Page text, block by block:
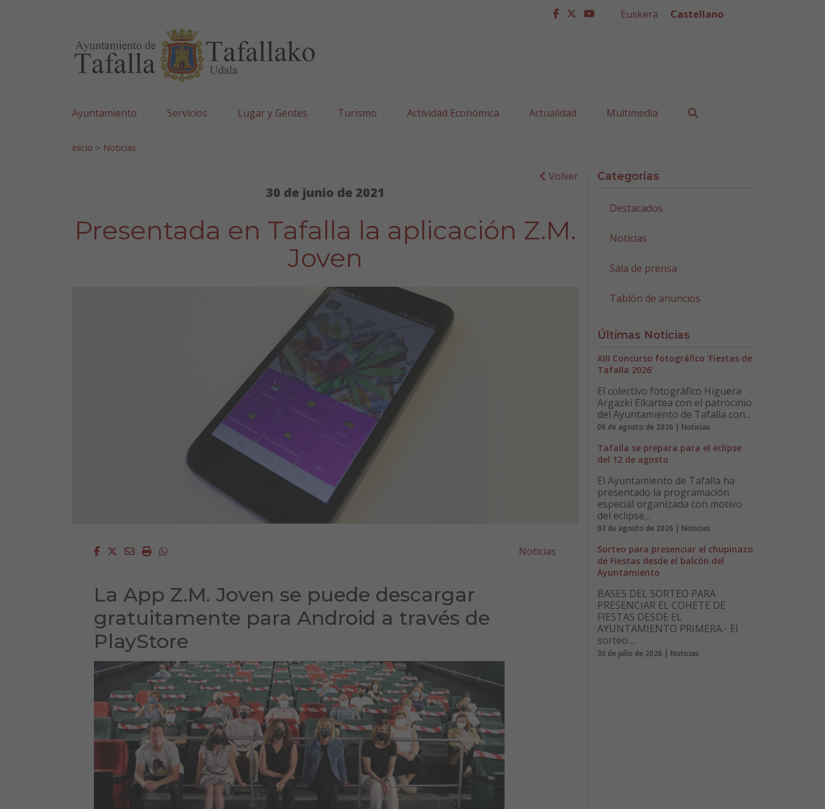
facebook
twitter
youtube
Euskera Castellano
Ayuntamiento Servicios Lugar y Gentes Turismo Actividad Económica Actualidad Multimedia
Inicio > Noticias
Volver
30 de junio de 2021
Presentada en Tafalla la aplicación Z.M.
Joven
Facebook
Twitter
EmailImprimirWhatsapp Noticias
La App Z.M. Joven se puede descargar
gratuitamente para Android a través de
PlayStore
Categorías
Destacados
Noticias
Sala de prensa
Tablón de anuncios
Últimas Noticias
XIII Concurso fotográfico ‘Fiestas de
Tafalla 2026’
El colectivo fotográfico Higuera
Argazki Elkartea con el patrocinio
del Ayuntamiento de Tafalla con...
06 de agosto de 2026 | Noticias
Tafalla se prepara para el eclipse
del 12 de agosto
El Ayuntamiento de Tafalla ha
presentado la programación
especial organizada con motivo
del eclipse...
03 de agosto de 2026 | Noticias
Sorteo para presenciar el chupinazo
de Fiestas desde el balcón del
Ayuntamiento
BASES DEL SORTEO PARA
PRESENCIAR EL COHETE DE
FIESTAS DESDE EL
AYUNTAMIENTO PRIMERA.- El
sorteo ...
30 de julio de 2026 | Noticias